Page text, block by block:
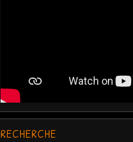
RECHERCHE